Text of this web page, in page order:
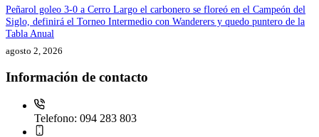
Peñarol goleo 3-0 a Cerro Largo el carbonero se floreó en el Campeón del
Siglo, definirá el Torneo Intermedio con Wanderers y quedo puntero de la
Tabla Anual
agosto 2, 2026
Información de contacto
Telefono: 094 283 803